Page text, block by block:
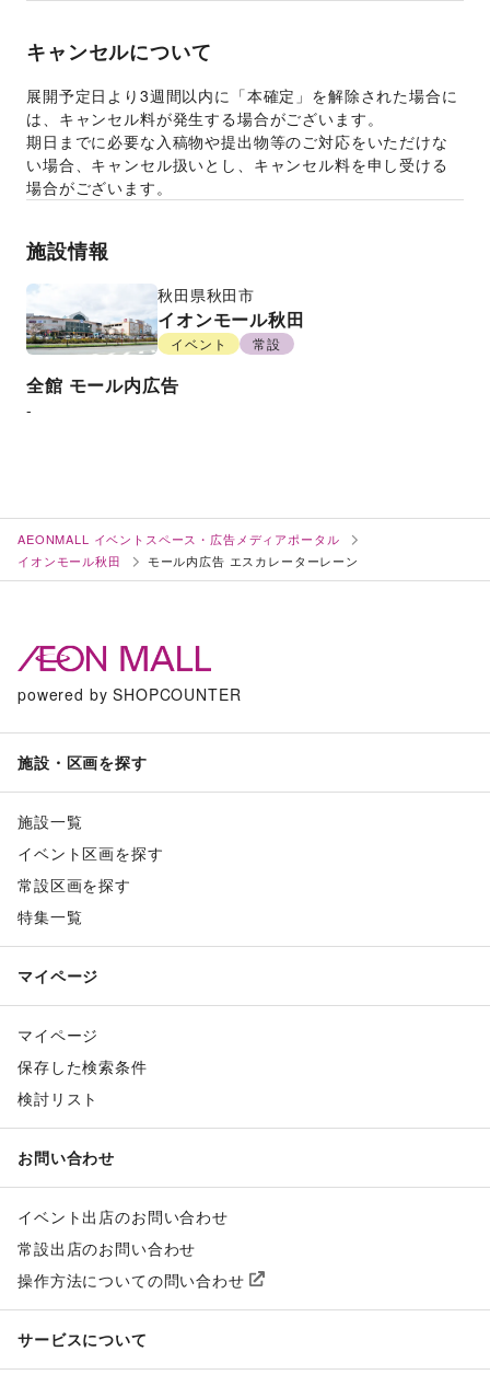
キャンセルについて
展開予定日より3週間以内に「本確定」を解除された場合に
は、キャンセル料が発生する場合がございます。
期日までに必要な入稿物や提出物等のご対応をいただけな
い場合、キャンセル扱いとし、キャンセル料を申し受ける
場合がございます。
施設情報
秋田県秋田市
イオンモール秋田
イベント 常設
全館 モール内広告
-
AEONMALL イベントスペース・広告メディアポータル
イオンモール秋田
モール内広告 エスカレーターレーン
powered by SHOPCOUNTER
施設・区画を探す
施設一覧
イベント区画を探す
常設区画を探す
特集一覧
マイページ
マイページ
保存した検索条件
検討リスト
お問い合わせ
イベント出店のお問い合わせ
常設出店のお問い合わせ
操作方法についての問い合わせ
サービスについて